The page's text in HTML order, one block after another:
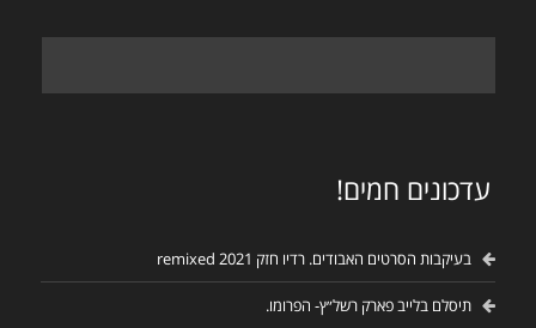
עדכונים חמים!
בעיקבות הסרטים האבודים. רדיו חזק remixed 2021
תיסלם בלייב פארק רשל״ץ- הפרומו.